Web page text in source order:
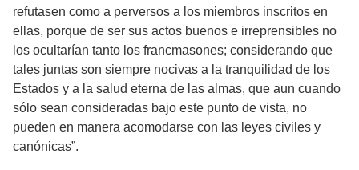
refutasen como a perversos a los miembros inscritos en
ellas, porque de ser sus actos buenos e irreprensibles no
los ocultarían tanto los francmasones; considerando que
tales juntas son siempre nocivas a la tranquilidad de los
Estados y a la salud eterna de las almas, que aun cuando
sólo sean consideradas bajo este punto de vista, no
pueden en manera acomodarse con las leyes civiles y
canónicas”.